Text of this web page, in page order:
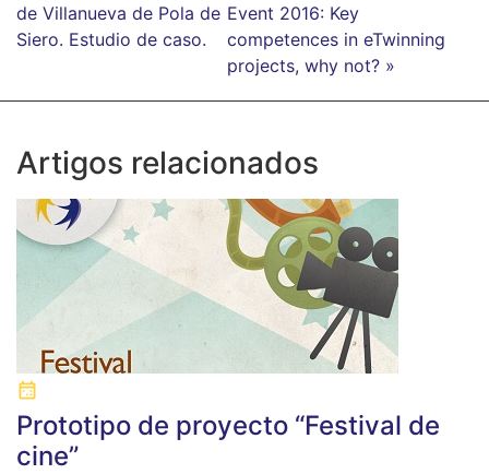
de Villanueva de Pola de
Siero. Estudio de caso.
Event 2016: Key
competences in eTwinning
projects, why not? »
Artigos relacionados
Prototipo de proyecto “Festival de
cine”